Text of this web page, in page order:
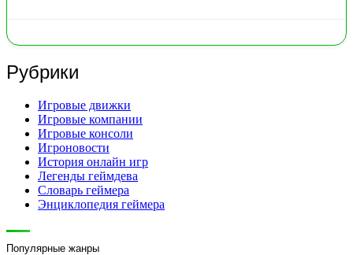
Рубрики
Игровые движки
Игровые компании
Игровые консоли
Игроновости
История онлайн игр
Легенды геймдева
Словарь геймера
Энциклопедия геймера
Популярные жанры